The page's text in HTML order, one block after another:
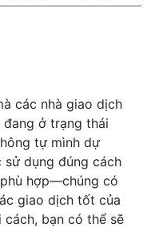
các nhà giao dịch
ở trạng thái
tự mình dự
dụng đúng cách
hợp—chúng có
giao dịch tốt của
cách, bạn có thể sẽ